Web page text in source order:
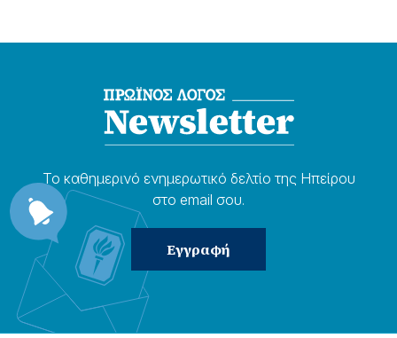
Το καθημερɩνό ενημερωτɩκό δελτίο της Ηπείρου
στο email σου.